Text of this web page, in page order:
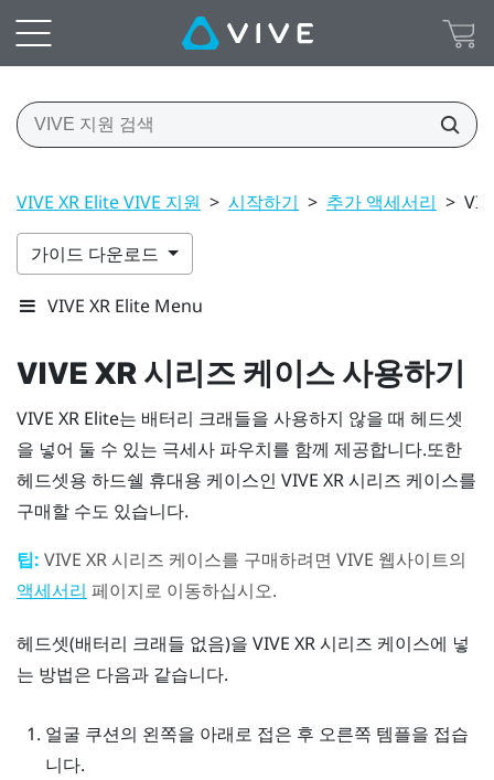
VIVE XR Elite VIVE 지원 > 시작하기 > 추가 액세서리 >
가이드 다운로드
VIVE XR Elite Menu
VIVE XR 시리즈 케이스 사용하기
VIVE XR Elite는 배터리 크래들을 사용하지 않을 때 헤드셋
을 넣어 둘 수 있는 극세사 파우치를 함께 제공합니다.또한
헤드셋용 하드쉘 휴대용 케이스인 VIVE XR 시리즈 케이스를
구매할 수도 있습니다.
팁: VIVE XR 시리즈 케이스를 구매하려면 VIVE 웹사이트의
액세서리 페이지로 이동하십시오.
헤드셋(배터리 크래들 없음)을 VIVE XR 시리즈 케이스에 넣
는 방법은 다음과 같습니다.
얼굴 쿠션의 왼쪽을 아래로 접은 후 오른쪽 템플을 접습
니다.